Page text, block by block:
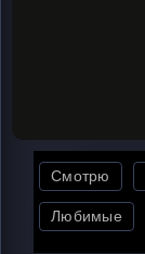
Смотрю
Любимые